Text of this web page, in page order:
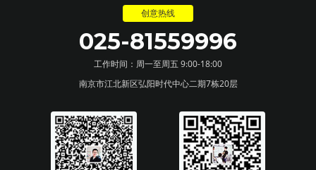
创意热线
025-81559996
工作时间：周一至周五 9:00-18:00
南京市江北新区弘阳时代中心二期7栋20层